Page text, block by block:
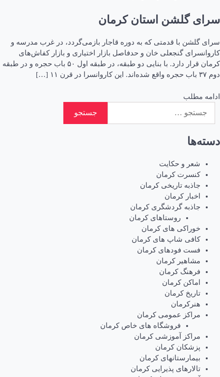
سرای گلشن استان کرمان
سرای گلشن با قدمتی که به دوره قاجار بازمی‌گردد، در غرب مدرسه و
کاروانسرای گنجعلی خان و حدفاصل بازار اختیاری و بازار کفاش‌های
کرمان قرار دارد. با بنایی دو طبقه، در طبقه اول ۵۰ باب حجره و در طبقه
دوم ۳۷ باب حجره واقع شده‌اند. این کاروانسرا در قرن ‍۱۱ […]
ادامه مطلب
برای:
دسته‌ها
شعر و حکایت
کنسرت کرمان
جاذبه تاریخی کرمان
اخبار کرمان
جاذبه گردشگری کرمان
روستاهای کرمان
خوراکی های کرمان
کافی شاپ های کرمان
فست فودهای کرمان
مشاهیر کرمان
فرهنگ کرمان
اماکن کرمان
تاریخ کرمان
هنرکرمان
مراکز عمومی کرمان
فروشگاه های خاص کرمان
مراکز آموزشی کرمان
پزشکان کرمان
بیمارستانهای کرمان
تالارهای پذیرایی کرمان